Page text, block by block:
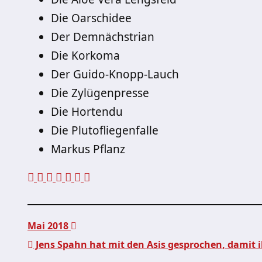
Die Oarschidee
Der Demnächstrian
Die Korkoma
Der Guido-Knopp-Lauch
Die Zylügenpresse
Die Hortendu
Die Plutofliegenfalle
Markus Pflanz
Mai 2018
Jens Spahn hat mit den Asis gesprochen,